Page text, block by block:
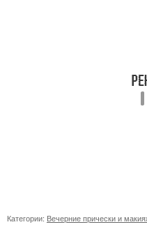
Категории: Вечерние прически и